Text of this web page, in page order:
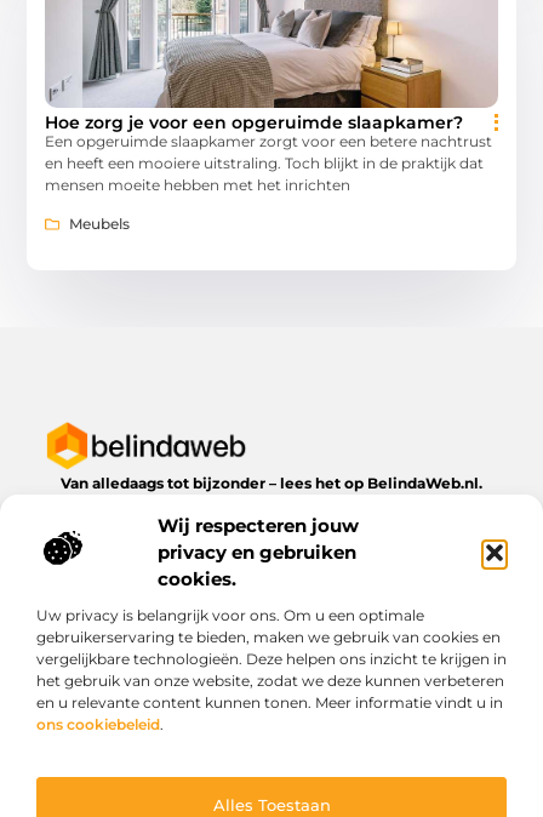
Wij respecteren jouw
privacy en gebruiken
cookies.
Uw privacy is belangrijk voor ons. Om u een optimale
gebruikerservaring te bieden, maken we gebruik van cookies en
vergelijkbare technologieën. Deze helpen ons inzicht te krijgen in
het gebruik van onze website, zodat we deze kunnen verbeteren
en u relevante content kunnen tonen. Meer informatie vindt u in
ons cookiebeleid.
Alles Toestaan
Hoe zorg je voor een opgeruimde slaapkamer?
Een opgeruimde slaapkamer zorgt voor een betere nachtrust
en heeft een mooiere uitstraling. Toch blijkt in de praktijk dat
mensen moeite hebben met het inrichten
Meubels
Van alledaags tot bijzonder – lees het op BelindaWeb.nl.
dagelijks leven te bieden heeft.
Bericht categorie
Onze informatie